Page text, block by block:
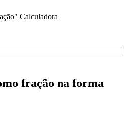
Calculadora
fração na forma